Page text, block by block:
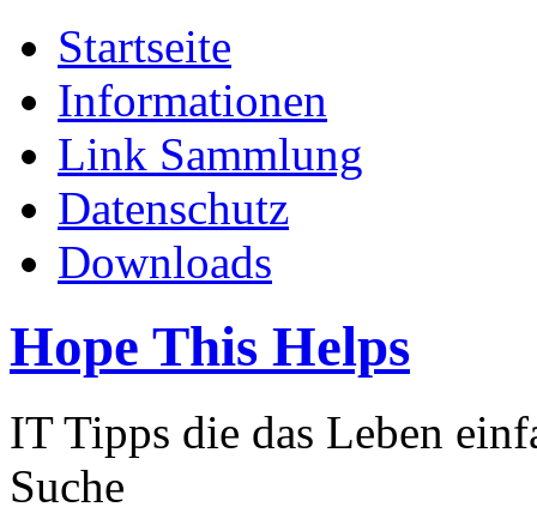
Startseite
Informationen
Link Sammlung
Datenschutz
Downloads
Hope This Helps
IT Tipps die das Leben
Suche